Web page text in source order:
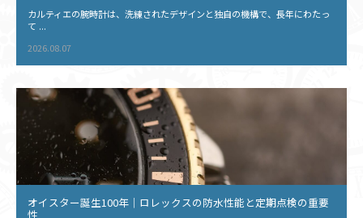
カルティエの腕時計は、洗練されたデザインと独自の機構で、長年にわたっ
て ...
2026.08.07
オイスター誕生100年｜ロレックスの防水性能と定期点検の重要
性